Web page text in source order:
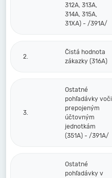
312A, 313A,
314A, 315A,
31XA) - /391A/
2.
Čistá hodnota
zákazky (316A)
3.
Ostatné
pohľadávky voči
prepojeným
účtovným
jednotkám
(351A) - /391A/
Ostatné
pohľadávky v